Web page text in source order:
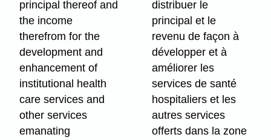
principal thereof and
the income
therefrom for the
development and
enhancement of
institutional health
care services and
other services
emanating
distribuer le
principal et le
revenu de façon à
développer et à
améliorer les
services de santé
hospitaliers et les
autres services
offerts dans la zone